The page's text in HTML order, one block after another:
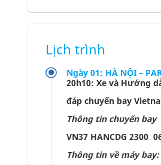
Lịch trình
Ngày 01: HÀ NỘI –
20h10: Xe và Hướng
đáp chuyến bay
Thông tin chuyến bay
VN37 HANCDG 2300
Thông tin về máy bay: